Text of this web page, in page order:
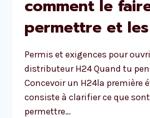
comment le
permettre et
Permis et exigences pour
distributeur H24 Quand tu
Concevoir un H24la première
consiste à clarifier ce que
permettre…